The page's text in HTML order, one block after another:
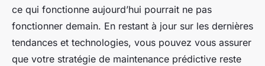
ce qui fonctionne aujourd’hui pourrait ne pas
fonctionner demain. En restant à jour sur les dernières
tendances et technologies, vous pouvez vous assurer
que votre stratégie de maintenance prédictive reste